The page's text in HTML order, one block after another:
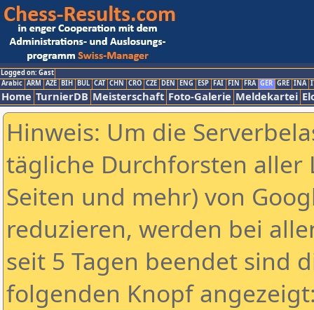
Logged on: Gast
Arabic ARM AZE BIH BUL CAT CHN CRO CZE DEN ENG ESP FAI FIN FRA GER GRE INA
Home TurnierDB Meisterschaft Foto-Galerie Meldekartei
Hinweis: Um die
tägliche Durchforsten aller
Seiten und mehr) von
reduzieren, werden bei
seit 5 Tagen beendet sind
folgenden Knopf